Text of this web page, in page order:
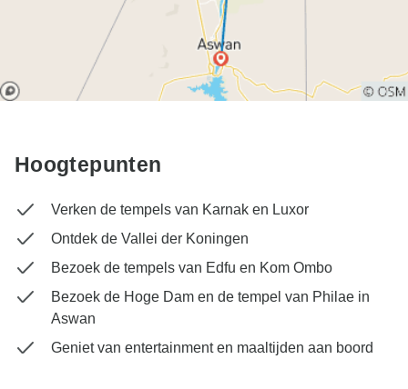
Hoogtepunten
Verken de tempels van Karnak en Luxor
Ontdek de Vallei der Koningen
Bezoek de tempels van Edfu en Kom Ombo
Bezoek de Hoge Dam en de tempel van Philae in
Aswan
Geniet van entertainment en maaltijden aan boord